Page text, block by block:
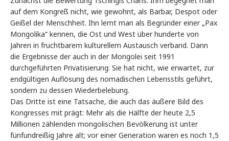
auf dem Kongreß nicht, wie gewohnt, als Barbar, Despot oder
Geißel der Menschheit. Ihn lernt man als Begründer einer „Pax
Mongolika“ kennen, die Ost und West über hunderte von
Jahren in fruchtbarem kulturellem Austausch verband. Dann
die Ergebnisse der auch in der Mongolei seit 1991
durchgeführten Privatisierung: Sie hat nicht, wie erwartet, zur
endgültigen Auflösung des nomadischen Lebensstils geführt,
sondern zu dessen Wiederbelebung.
Das Dritte ist eine Tatsache, die auch das äußere Bild des
Kongresses mit prägt: Mehr als die Hälfte der heute 2,5
Millionen zählenden mongolischen Bevölkerung ist unter
fünfundreißig Jahre alt; vor einer Generation waren es noch 1,5